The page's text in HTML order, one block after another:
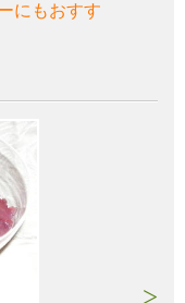
にもおすす